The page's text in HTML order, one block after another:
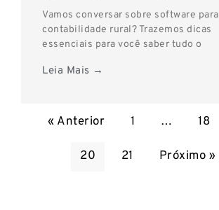
Vamos conversar sobre software para
contabilidade rural? Trazemos dicas
essenciais para você saber tudo o
Leia Mais →
« Anterior 1 … 18
20 21 Próximo »